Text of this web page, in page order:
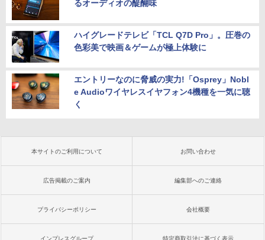
るオーディオの醍醐味
ハイグレードテレビ「TCL Q7D Pro」。圧巻の
色彩美で映画＆ゲームが極上体験に
エントリーなのに脅威の実力!「Osprey」Nobl
e Audioワイヤレスイヤフォン4機種を一気に聴
く
本サイトのご利用について お問い合わせ
広告掲載のご案内 編集部へのご連絡
プライバシーポリシー 会社概要